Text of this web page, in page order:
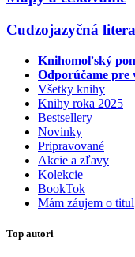
Cudzojazyčná
Knihomoľský
Odporúčame pre
Všetky knihy
Knihy roka 2025
Bestsellery
Novinky
Pripravované
Akcie a zľavy
Kolekcie
BookTok
Mám záujem o titul
Top autori